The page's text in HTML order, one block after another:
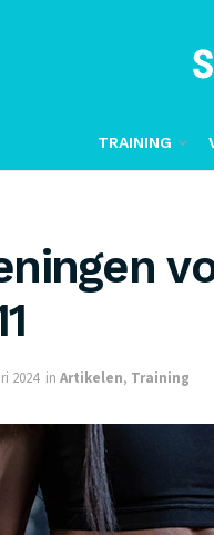
TRAINING
2024 in Artikelen, Training